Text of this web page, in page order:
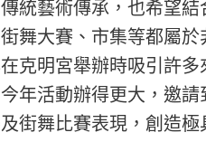
統藝術傳承，也希望結
舞大賽、市集等都屬於
克明宮舉辦時吸引許多
年活動辦得更大，邀請
街舞比賽表現，創造極